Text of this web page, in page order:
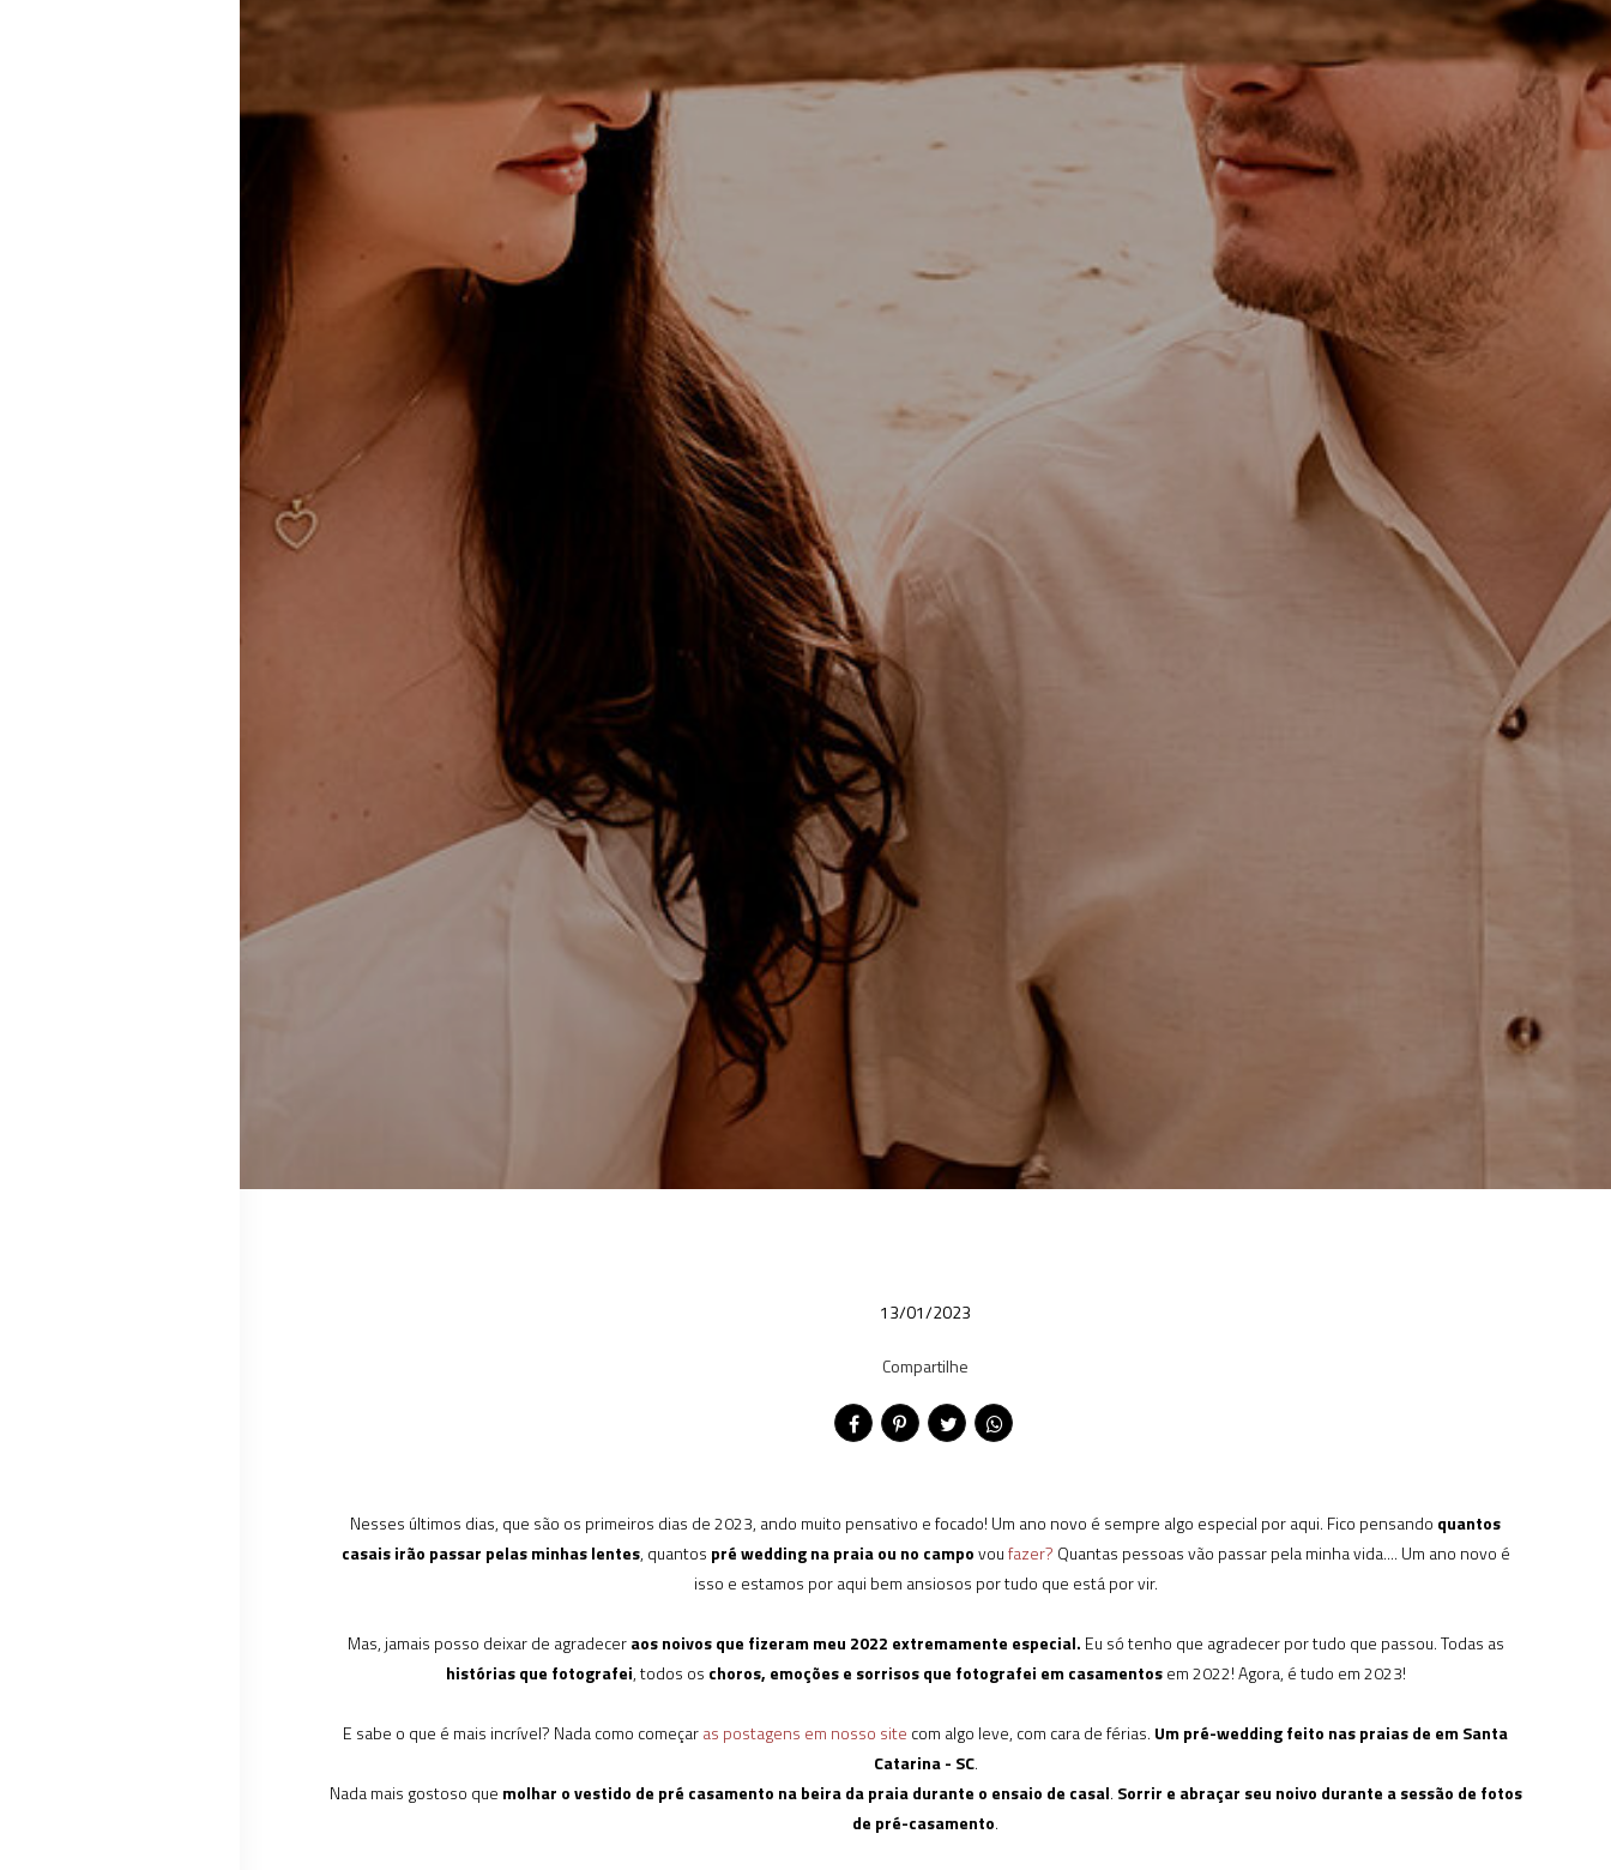
13/01/2023
Compartilhe
Nesses últimos dias, que são os primeiros dias de 2023, ando muito pensativo e focado! Um ano novo é sempre algo especial por aqui. Fico pensando quantos
casais irão passar pelas minhas lentes, quantos pré wedding na praia ou no campovoufazer? Quantas pessoas vão passar pela minha vida.... Um ano novo é
isso e estamos por aqui bem ansiosos por tudo que está por vir.
Mas, jamais posso deixar de agradeceraos noivos que fizeram meu 2022 extremamente especial. Eu só tenho que agradecer por tudo que passou. Todas as
histórias que fotografei, todos os choros, emoções e sorrisos que fotografei em casamentosem 2022! Agora, é tudo em 2023!
E sabe o que é mais incrível? Nada como começaras postagens em nosso site com algo leve, com cara de férias. Um pré-wedding feito nas praias de em Santa
Catarina - SC.
Nada mais gostoso que molhar o vestido de pré casamento na beira da praia durante o ensaio de casal. Sorrir e abraçar seu noivo durante a sessão de fotos
de pré-casamento.